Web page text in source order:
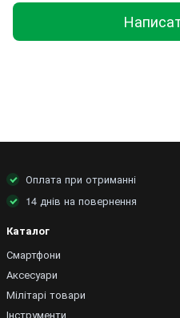
Оплата при отриманні
14 днів на повернення
Каталог
Смартфони
Аксесуари
Мілітарі товари
Інструменти